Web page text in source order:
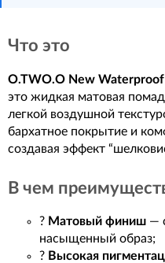
Что это
O.TWO.O New
это жидкая матовая
легкой воздушной
бархатное покрытие и
создавая эффект
В чем
? Матовый финиш —
насыщенный образ;
? Высокая